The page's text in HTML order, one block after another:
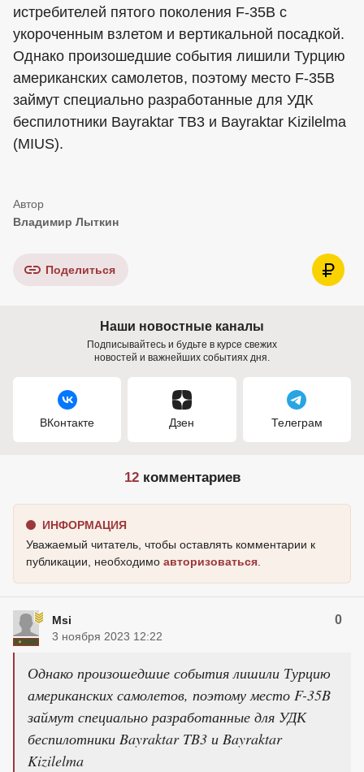
истребителей пятого поколения F-35B с
укороченным взлетом и вертикальной посадкой.
Однако произошедшие события лишили Турцию
американских самолетов, поэтому место F-35B
займут специально разработанные для УДК
беспилотники Bayraktar TB3 и Bayraktar Kizilelma
(MIUS).
Владимир Лыткин
Поделиться
Наши новостные каналы
Подписывайтесь и будьте в курсе свежих
новостей и важнейших событиях дня.
ВКонтакте Дзен Телеграм
12комментариев
ИНФОРМАЦИЯ
Уважаемый читатель, чтобы оставлять комментарии к
публикации, необходимо авторизоваться
Msi 0
3 ноября 2023 12:22
Однако произошедшие события лишили Турцию
американских самолетов, поэтому место F-35B
займут специально разработанные для УДК
беспилотники Bayraktar TB3 и Bayraktar
Kizilelma